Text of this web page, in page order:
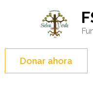
(presione
Entrar)Donar ahora